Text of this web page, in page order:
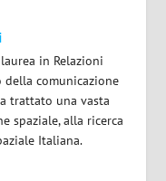
in Relazioni
comunicazione
trattato una vasta
spaziale, alla ricerca
Italiana.